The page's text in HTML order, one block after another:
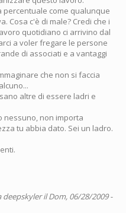
percentuale come qualunque
Cosa c'è di male? Credi che i
quotidiano ci arrivino dal
a voler fregare le persone
di associati e a vantaggi
che non si faccia
altre di essere ladri e
nessuno, non importa
tu abbia dato. Sei un ladro.
deepskyleril Dom, 06/28/2009 -